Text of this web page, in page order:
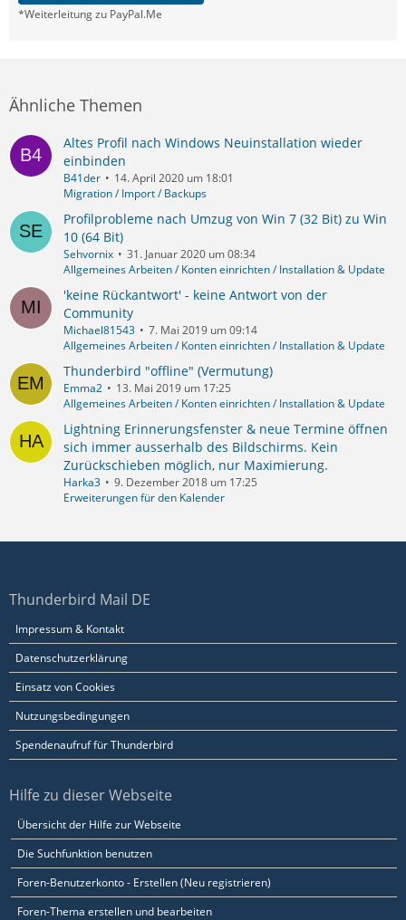
*Weiterleitung zu PayPal.Me
Ähnliche Themen
Altes Profil nach Windows Neuinstallation wieder
einbinden
B41der
14. April 2020 um 18:01
Migration / Import / Backups
Profilprobleme nach Umzug von Win 7 (32 Bit) zu Win
10 (64 Bit)
Sehvornix
31. Januar 2020 um 08:34
Allgemeines Arbeiten / Konten einrichten / Installation & Update
'keine Rückantwort' - keine Antwort von der
Community
Michael81543
7. Mai 2019 um 09:14
Allgemeines Arbeiten / Konten einrichten / Installation & Update
Thunderbird "offline" (Vermutung)
Emma2
13. Mai 2019 um 17:25
Allgemeines Arbeiten / Konten einrichten / Installation & Update
Lightning Erinnerungsfenster & neue Termine öffnen
sich immer ausserhalb des Bildschirms. Kein
Zurückschieben möglich, nur Maximierung.
Harka3
9. Dezember 2018 um 17:25
Erweiterungen für den Kalender
Thunderbird Mail DE
Impressum & Kontakt
Datenschutzerklärung
Einsatz von Cookies
Nutzungsbedingungen
Spendenaufruf für Thunderbird
Hilfe zu dieser Webseite
Übersicht der Hilfe zur Webseite
Die Suchfunktion benutzen
Foren-Benutzerkonto - Erstellen (Neu registrieren)
Foren-Thema erstellen und bearbeiten